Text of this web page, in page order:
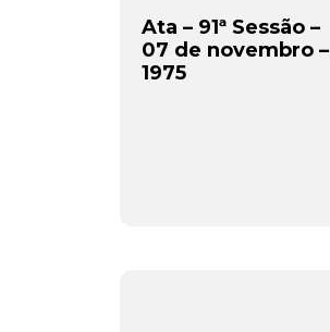
Ata – 91ª Sessão –
07 de novembro –
1975